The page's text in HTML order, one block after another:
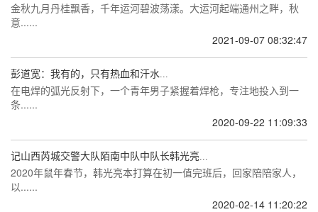
金秋九月丹桂飘香，千年运河碧波荡漾。大运河起端通州之畔，秋
意......
2021-09-07 08:32:47
彭道宽：我有的，只有热血和汗水...
在电焊的弧光反射下，一个青年男子紧握着焊枪，专注地投入到一
条......
2020-09-22 11:09:33
记山西芮城交警大队陌南中队中队长韩光亮...
2020年鼠年春节，韩光亮本打算在初一值完班后，回家陪陪家人，
以......
2020-02-14 11:20:22